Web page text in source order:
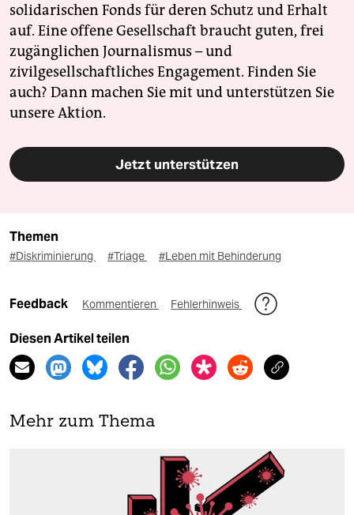
solidarischen Fonds für deren Schutz und Erhalt
auf. Eine offene Gesellschaft braucht guten, frei
zugänglichen Journalismus – und
zivilgesellschaftliches Engagement. Finden Sie
auch? Dann machen Sie mit und unterstützen Sie
unsere Aktion.
Jetzt unterstützen
Themen
#Diskriminierung #Triage #Leben mit Behinderung
Feedback Kommentieren Fehlerhinweis
Diesen Artikel teilen
Mehr zum Thema